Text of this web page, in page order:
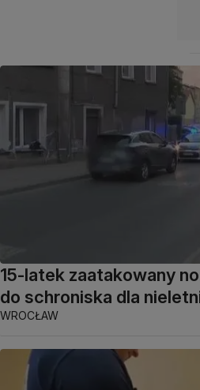
15-latek zaatakowany
do schroniska dla
WROCŁAW